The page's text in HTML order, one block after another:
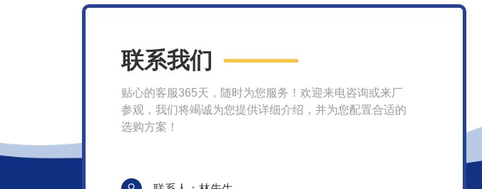
联系我们
贴心的客服365天，随时为您服务！欢迎来电咨询或来厂
参观，我们将竭诚为您提供详细介绍，并为您配置合适的
选购方案！